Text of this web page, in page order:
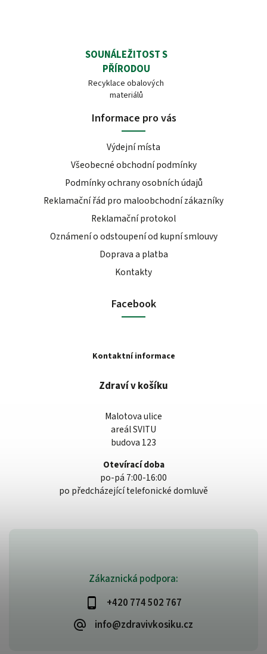
SOUNÁLEŽITOST S
PŘÍRODOU
Recyklace obalových
materiálů
Zákaznická podpora:
+420 774 502 767
info@zdravivkosiku.cz
Informace pro vás
Výdejní místa
Všeobecné obchodní podmínky
Podmínky ochrany osobních údajů
Reklamační řád pro maloobchodní zákazníky
Reklamační protokol
Oznámení o odstoupení od kupní smlouvy
Doprava a platba
Kontakty
Facebook
Kontaktní informace
Zdraví v košíku
Malotova ulice
areál SVITU
budova 123
Otevírací doba
po-pá 7:00-16:00
po předcházející telefonické domluvě